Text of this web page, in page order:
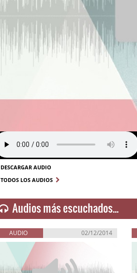
DESCARGAR AUDIO
TODOS LOS AUDIOS
Audios más escuchados...
AUDIO 02/12/2014